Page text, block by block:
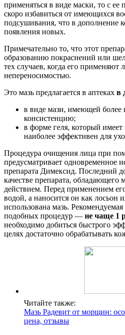
применяться в виде маски, то с
скоро избавиться от имеющихся
подсушивания, что в дополнение
появления новых.
Примечательно то, что этот
образованию покраснений или
тех случаев, когда его
непереносимостью.
Это мазь предлагается в аптеках в
в виде мази, имеющей
консистенцию;
в форме геля, который
наиболее эффективен для
Процедура очищения лица при
предусматривает одновременное
препарата Димексид. Последний
качестве препарата,
действием. Перед применением
водой, а наносится он как лосьон
использована мазь.
подобных процедур — не чаще 1
необходимо добиться быстрого
целях достаточно обрабатывать
Читайте также:
Мазь Радевит от морщин:
цена, отзывы